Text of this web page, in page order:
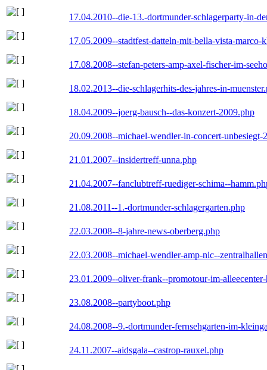
17.04.2010--die-13.-dortmunder-schlagerparty-in-
17.05.2009--stadtfest-datteln-mit-bella-vista-marco-
17.08.2008--stefan-peters-amp-axel-fischer-im-
18.02.2013--die-schlagerhits-des-jahres-in-
18.04.2009--joerg-bausch--das-konzert-2009.php
20.09.2008--michael-wendler-in-concert-unbesiegt-
21.01.2007--insidertreff-unna.php
21.04.2007--fanclubtreff-ruediger-schima--
21.08.2011--1.-dortmunder-schlagergarten.php
22.03.2008--8-jahre-news-oberberg.php
22.03.2008--michael-wendler-amp-nic--
23.01.2009--oliver-frank--promotour-im-
23.08.2008--partyboot.php
24.08.2008--9.-dortmunder-fernsehgarten-im-
24.11.2007--aidsgala--castrop-rauxel.php